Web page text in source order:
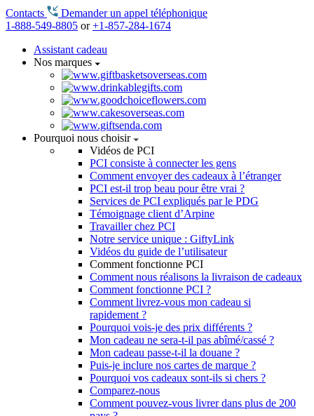
Contacts
Demander un appel téléphonique
1-888-549-8805 or+1-857-284-1674
Assistant cadeau
Nos marques
Pourquoi nous choisir
Vidéos de PCI
PCI consiste à connecter les gens
Comment envoyer des cadeaux à l’étranger
PCI est-il trop beau pour être vrai ?
Services de PCI expliqués par le PDG
Témoignage client d’Arpine
Travailler chez PCI
Notre service unique : GiftyLink
Vidéos du guide de l’utilisateur
Comment fonctionne PCI
Comment nous réalisons la livraison de cadeaux
Comment fonctionne PCI ?
Comment livrez-vous mon cadeau si
rapidement ?
Pourquoi vois-je des prix différents ?
Mon cadeau ne sera-t-il pas abîmé/cassé ?
Mon cadeau passe-t-il la douane ?
Puis-je inclure nos cartes de marque ?
Pourquoi vos cadeaux sont-ils si chers ?
Comparez-nous
Comment pouvez-vous livrer dans plus de 200